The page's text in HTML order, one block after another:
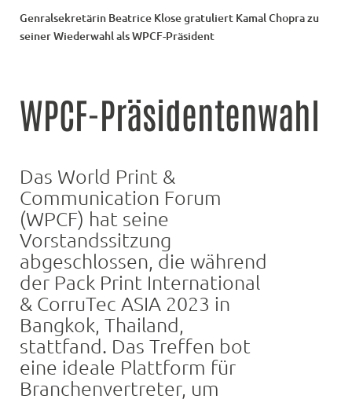
Genralsekretärin Beatrice Klose gratuliert Kamal Chopra zu
seiner Wiederwahl als WPCF-Präsident
WPCF-Präsidentenwahl
Das World Print &
Communication Forum
(WPCF) hat seine
Vorstandssitzung
abgeschlossen, die während
der Pack Print International
& CorruTec ASIA 2023 in
Bangkok, Thailand,
stattfand. Das Treffen bot
eine ideale Plattform für
Branchenvertreter, um